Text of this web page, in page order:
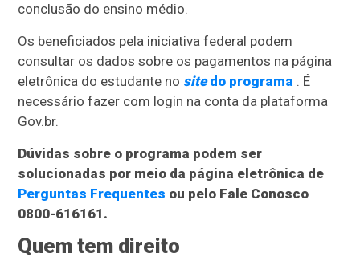
conclusão do ensino médio.
Os beneficiados pela iniciativa federal podem
consultar os dados sobre os pagamentos na página
eletrônica do estudante no sitedo programa . É
necessário fazer com login na conta da plataforma
Gov.br.
Dúvidas sobre o programa podem ser
solucionadas por meio da página eletrônica de
Perguntas Frequentes ou pelo Fale Conosco
0800-616161.
Quem tem direito